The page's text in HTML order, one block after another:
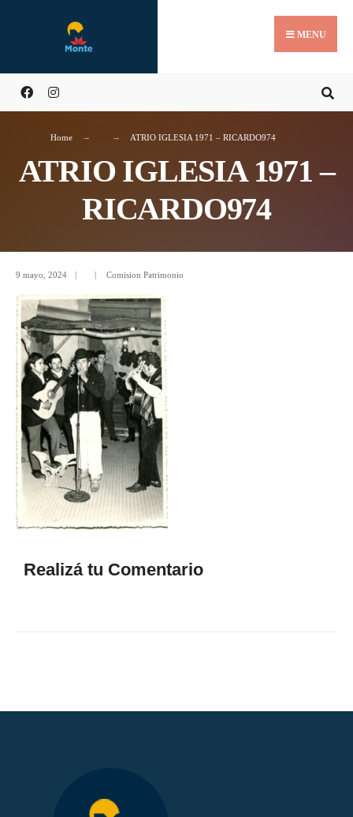
MENU
Home ATRIO IGLESIA 1971 – RICARDO974
ATRIO IGLESIA 1971 –
RICARDO974
9 mayo, 2024 | | Comision Patrimonio
Realizá tu Comentario